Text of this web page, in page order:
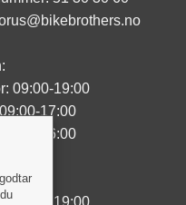
09:00-19:00
17:00
16:00
09:00-19:00